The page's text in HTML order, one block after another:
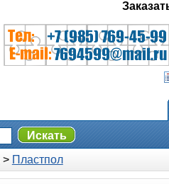
Искать
> Пластпол